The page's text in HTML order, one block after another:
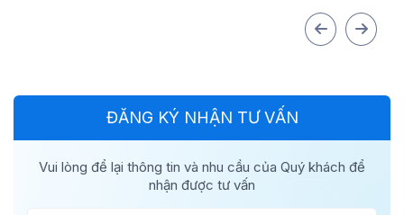
ĐĂNG KÝ NHẬN TƯ VẤN
Vui lòng để lại thông tin và nhu cầu của Quý khách để
nhận được tư vấn